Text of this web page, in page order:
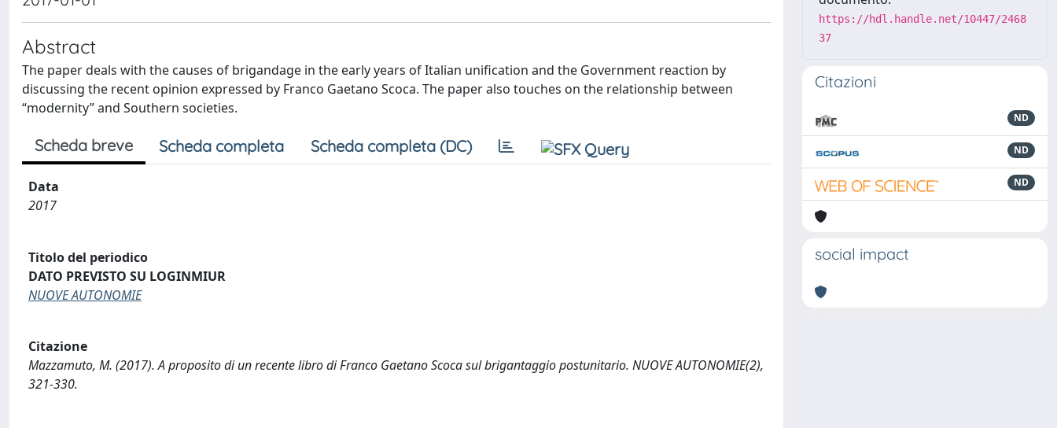
Abstract
The paper deals with the causes of brigandage in the early years of Italian unification and the Government reaction by
discussing the recent opinion expressed by Franco Gaetano Scoca. The paper also touches on the relationship between
“modernity” and Southern societies.
Scheda breve Scheda completa Scheda completa (DC)
Data
2017
Titolo del periodico
DATO PREVISTO SU LOGINMIUR
NUOVE AUTONOMIE
Citazione
Mazzamuto, M. (2017). A proposito di un recente libro di Franco Gaetano Scoca sul brigantaggio postunitario. NUOVE AUTONOMIE(2),
321-330.
https://hdl.handle.net/10447/2468
37
Citazioni
ND
ND
ND
social impact